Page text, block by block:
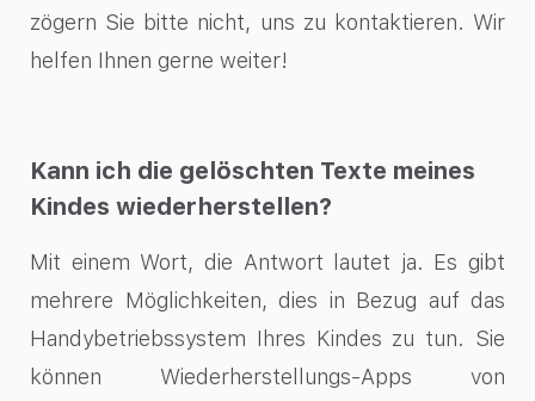
zögern Sie bitte nicht, uns zu kontaktieren. Wir
helfen Ihnen gerne weiter!
Kann ich die gelöschten Texte meines
Kindes wiederherstellen?
Mit einem Wort, die Antwort lautet ja. Es gibt
mehrere Möglichkeiten, dies in Bezug auf das
Handybetriebssystem Ihres Kindes zu tun. Sie
können Wiederherstellungs-Apps von